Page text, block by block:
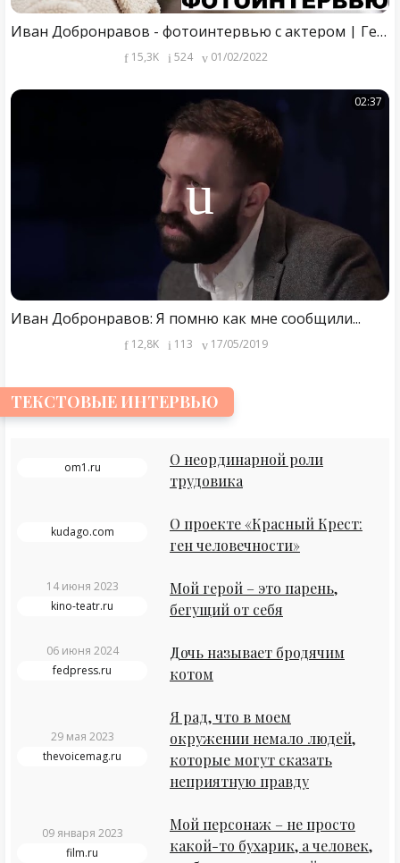
Иван Добронравов - фотоинтервью с актером | Георгий За Кадром. Выпуск 68
15,3K 524 01/02/2022
02:37
Иван Добронравов: Я помню как мне сообщили...
12,8K 113 17/05/2019
ТЕКСТОВЫЕ ИНТЕРВЬЮ
om1.ru
О неординарной роли
трудовика
kudago.com
О проекте «Красный Крест:
ген человечности»
14 июня 2023
kino-teatr.ru
Мой герой – это парень,
бегущий от себя
06 июня 2024
fedpress.ru
Дочь называет бродячим
котом
29 мая 2023
thevoicemag.ru
Я рад, что в моем
окружении немало людей,
которые могут сказать
неприятную правду
09 января 2023
film.ru
Мой персонаж – не просто
какой-то бухарик, а человек,